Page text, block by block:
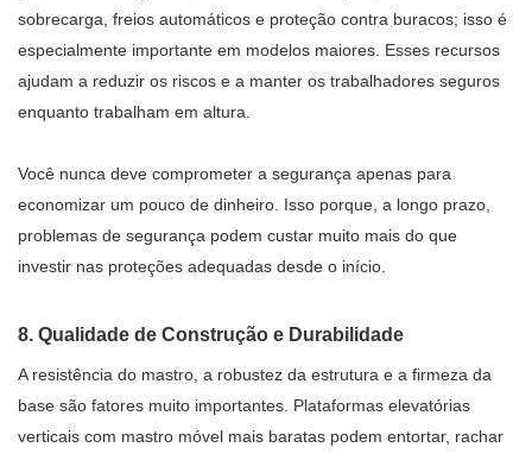
sobrecarga, freios automáticos e proteção contra buracos; isso é
especialmente importante em modelos maiores. Esses recursos
ajudam a reduzir os riscos e a manter os trabalhadores seguros
enquanto trabalham em altura.
Você nunca deve comprometer a segurança apenas para
economizar um pouco de dinheiro. Isso porque, a longo prazo,
problemas de segurança podem custar muito mais do que
investir nas proteções adequadas desde o início.
8. Qualidade de Construção e Durabilidade
A resistência do mastro, a robustez da estrutura e a firmeza da
base são fatores muito importantes. Plataformas elevatórias
verticais com mastro móvel mais baratas podem entortar, rachar